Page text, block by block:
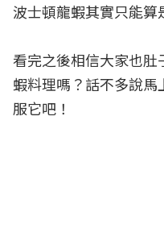
波士頓龍蝦其實只能算
看完之後相信大家也
蝦料理嗎？話不多說
服它吧！